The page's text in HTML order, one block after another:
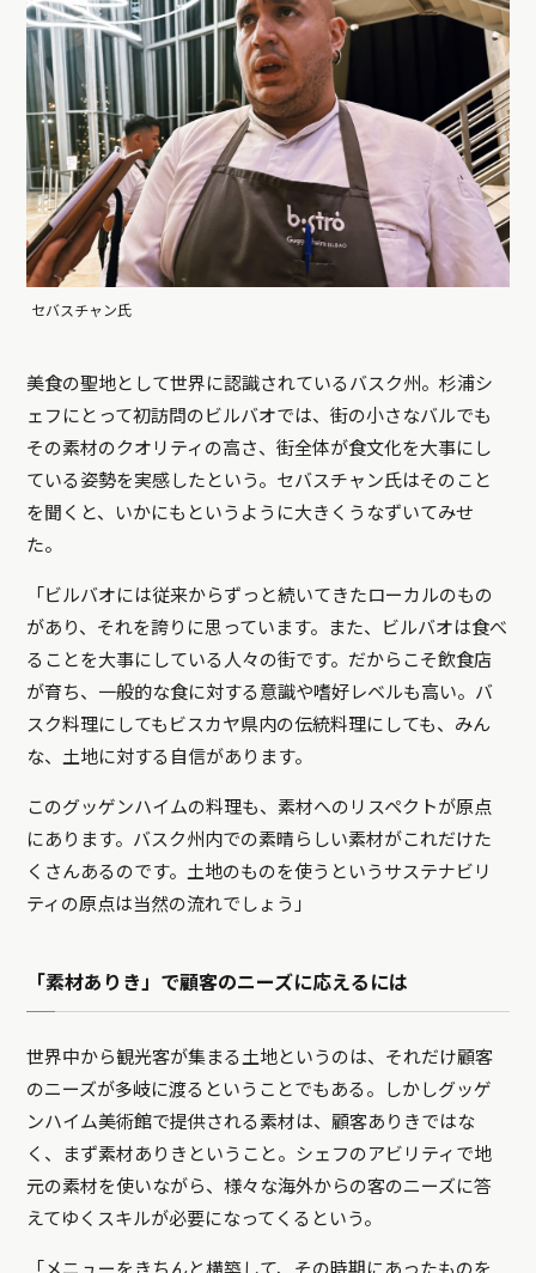
セバスチャン氏
美食の聖地として世界に認識されているバスク州。杉浦シ
ェフにとって初訪問のビルバオでは、街の小さなバルでも
その素材のクオリティの高さ、街全体が食文化を大事にし
ている姿勢を実感したという。セバスチャン氏はそのこと
を聞くと、いかにもというように大きくうなずいてみせ
た。
「ビルバオには従来からずっと続いてきたローカルのもの
があり、それを誇りに思っています。また、ビルバオは食べ
ることを大事にしている人々の街です。だからこそ飲食店
が育ち、一般的な食に対する意識や嗜好レベルも高い。バ
スク料理にしてもビスカヤ県内の伝統料理にしても、みん
な、土地に対する自信があります。
このグッゲンハイムの料理も、素材へのリスペクトが原点
にあります。バスク州内での素晴らしい素材がこれだけた
くさんあるのです。土地のものを使うというサステナビリ
ティの原点は当然の流れでしょう」
「素材ありき」で顧客のニーズに応えるには
世界中から観光客が集まる土地というのは、それだけ顧客
のニーズが多岐に渡るということでもある。しかしグッゲ
ンハイム美術館で提供される素材は、顧客ありきではな
く、まず素材ありきということ。シェフのアビリティで地
元の素材を使いながら、様々な海外からの客のニーズに答
えてゆくスキルが必要になってくるという。